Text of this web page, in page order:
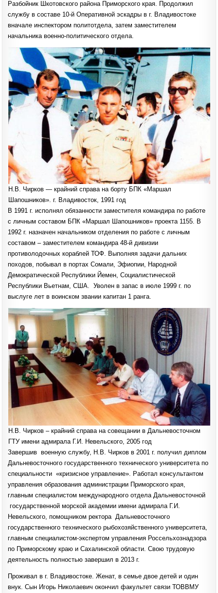
Разбойник Шкотовского района Приморского края. Продолжил
службу в составе 10-й Оперативной эскадры в г. Владивостоке
вначале инспектором политотдела, затем заместителем
начальника военно-политического отдела.
Н.В. Чирков — крайний справа на борту БПК «Маршал
Шапошников». г. Владивосток, 1991 год
В 1991 г. исполнял обязанности заместителя командира по работе
с личным составом БПК «Маршал Шапошников» проекта 1155. В
1992 г. назначен начальником отделения по работе с личным
составом – заместителем командира 48-й дивизии
противолодочных кораблей ТОФ. Выполняя задачи дальних
походов, побывал в портах Сомали, Эфиопии, Народной
Демократической Республики Йемен, Социалистической
Республики Вьетнам, США. Уволен в запас в июле 1999 г. по
выслуге лет в воинском звании капитан 1 ранга.
Н.В. Чирков – крайний справа на совещании в Дальневосточном
ГТУ имени адмирала Г.И. Невельского, 2005 год
Завершив военную службу, Н.В. Чирков в 2001 г. получил диплом
Дальневосточного государственного технического университета по
специальности «кризисное управление». Работал консультантом
управления образования администрации Приморского края,
главным специалистом международного отдела Дальневосточной
государственной морской академии имени адмирала Г.И.
Невельского, помощником ректора Дальневосточного
государственного технического рыбохозяйственного университета,
главным специалистом-экспертом управления Россельхознадзора
по Приморскому краю и Сахалинской области. Свою трудовую
деятельность полностью завершил в 2013 г.
Проживал в г. Владивостоке. Женат, в семье двое детей и один
внук. Сын Игорь Николаевич окончил факультет связи ТОВВМУ